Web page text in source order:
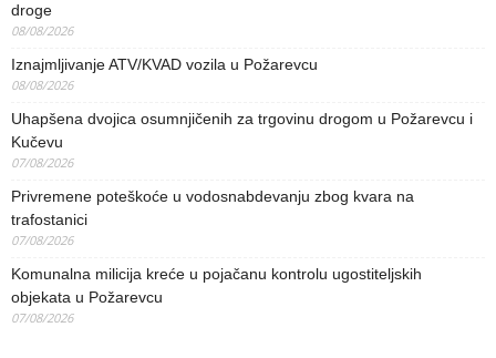
droge
08/08/2026
Iznajmljivanje ATV/KVAD vozila u Požarevcu
08/08/2026
Uhapšena dvojica osumnjičenih za trgovinu drogom u Požarevcu i
Kučevu
07/08/2026
Privremene poteškoće u vodosnabdevanju zbog kvara na
trafostanici
07/08/2026
Komunalna milicija kreće u pojačanu kontrolu ugostiteljskih
objekata u Požarevcu
07/08/2026